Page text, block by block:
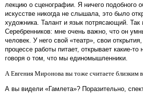
лекцию о сценографии. Я ничего подобного
искусстве никогда не слышала, это было
художника. Талант и язык потрясающий. Так
Серебренников: мне очень важно, что он
человек. У него свой «театр», свои
процессе работы питает, открывает какие-
говоря о том, что мы единомышленники.
А Евгения Миронова вы тоже считаете близким
А вы видели «Гамлета»? Поразительно,